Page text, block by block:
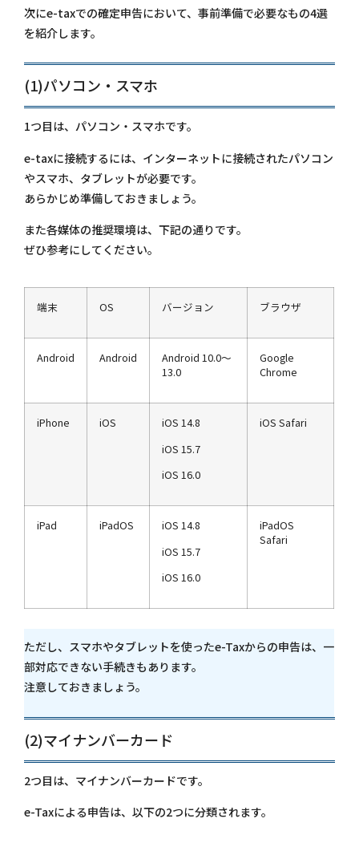
次にe-taxでの確定申告において、事前準備で必要なもの4選
を紹介します。
(1)パソコン・スマホ
1つ目は、パソコン・スマホです。
e-taxに接続するには、インターネットに接続されたパソコン
やスマホ、タブレットが必要です。
あらかじめ準備しておきましょう。
また各媒体の推奨環境は、下記の通りです。
ぜひ参考にしてください。
端末 OS バージョン ブラウザ
Android Android
Android 10.0～
13.0
Google
Chrome
iPhone iOS
iOS 14.8
iOS 15.7
iOS 16.0
iOS Safari
iPad iPadOS
iOS 14.8
iOS 15.7
iOS 16.0
iPadOS
Safari
ただし、スマホやタブレットを使ったe-Taxからの申告は、一
部対応できない手続きもあります。
注意しておきましょう。
(2)マイナンバーカード
2つ目は、マイナンバーカードです。
e-Taxによる申告は、以下の2つに分類されます。